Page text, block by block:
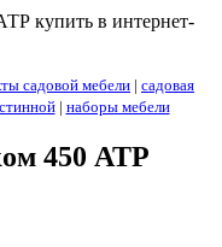
купить в интернет-
садовой мебели | садовая
| наборы мебели
450 АТР